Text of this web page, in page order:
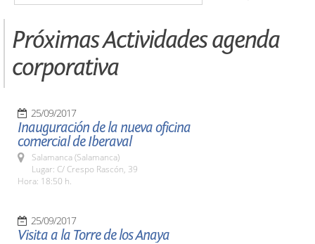
Próximas Actividades agenda
corporativa
25/09/2017
Inauguración de la nueva oficina
comercial de Iberaval
Salamanca (Salamanca)
Lugar: C/ Crespo Rascón, 39
Hora: 18:50 h.
25/09/2017
Visita a la Torre de los Anaya